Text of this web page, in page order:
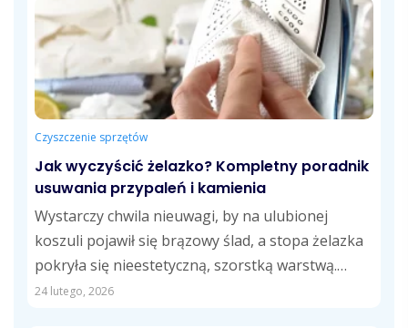
Czyszczenie sprzętów
Jak wyczyścić żelazko? Kompletny poradnik
usuwania przypaleń i kamienia
Wystarczy chwila nieuwagi, by na ulubionej
koszuli pojawił się brązowy ślad, a stopa żelazka
pokryła się nieestetyczną, szorstką warstwą.
Znasz...
24 lutego, 2026